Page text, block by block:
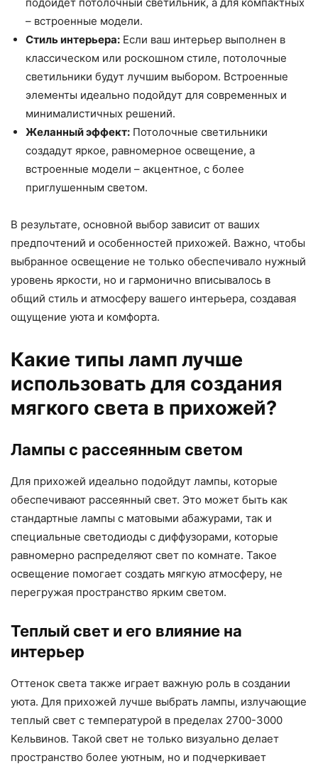
– встроенные модели.
Стиль интерьера: Если ваш интерьер выполнен в
классическом или роскошном стиле, потолочные
светильники будут лучшим выбором. Встроенные
элементы идеально подойдут для современных и
минималистичных решений.
Желанный эффект: Потолочные светильники
создадут яркое, равномерное освещение, а
встроенные модели – акцентное, с более
приглушенным светом.
В результате, основной выбор зависит от ваших
предпочтений и особенностей прихожей. Важно, чтобы
выбранное освещение не только обеспечивало нужный
уровень яркости, но и гармонично вписывалось в
общий стиль и атмосферу вашего интерьера, создавая
ощущение уюта и комфорта.
Какие типы ламп лучше
использовать для создания
мягкого света в прихожей?
Лампы с рассеянным светом
Для прихожей идеально подойдут лампы, которые
обеспечивают рассеянный свет. Это может быть как
стандартные лампы с матовыми абажурами, так и
специальные светодиоды с диффузорами, которые
равномерно распределяют свет по комнате. Такое
освещение помогает создать мягкую атмосферу, не
перегружая пространство ярким светом.
Теплый свет и его влияние на
интерьер
Оттенок света также играет важную роль в создании
уюта. Для прихожей лучше выбрать лампы, излучающие
теплый свет с температурой в пределах 2700-3000
Кельвинов. Такой свет не только визуально делает
пространство более уютным, но и подчеркивает